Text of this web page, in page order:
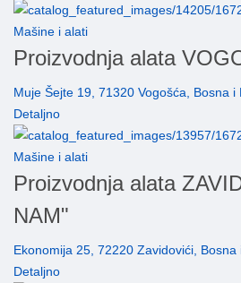
Mašine i alati
Proizvodnja alata
Muje Šejte 19, 71320 Vogošća, Bosna i
Detaljno
Mašine i alati
Proizvodnja alata
NAM"
Ekonomija 25, 72220 Zavidovići, Bosna
Detaljno